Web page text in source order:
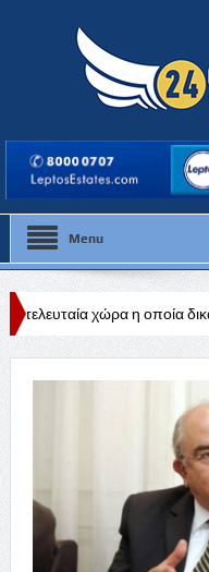
Menu
οποία δικαιούται να κάνει